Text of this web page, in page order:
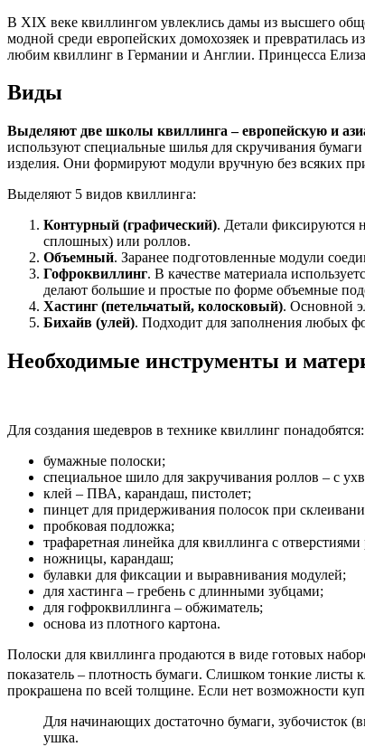
В XIX веке квиллингом увлеклись дамы из высшего
модной среди европейских домохозяек и превратилась
любим квиллинг в Германии и Англии. Принцесса
Виды
Выделяют две школы квиллинга – европейскую и
используют специальные шилья для скручивания
изделия. Они формируют модули вручную без всяких
Выделяют 5 видов квиллинга:
Контурный (графический). Детали фиксируются
сплошных) или роллов.
Объемный. Заранее подготовленные модули
Гофроквиллинг. В качестве материала
делают большие и простые по форме объемные
Хастинг (петельчатый, колосковый). Основной
Бихайв (улей). Подходит для заполнения любых
Необходимые инструменты и
Для создания шедевров в технике квиллинг понадобятся:
бумажные полоски;
специальное шило для закручивания роллов – с
клей – ПВА, карандаш, пистолет;
пинцет для придерживания полосок при
пробковая подложка;
трафаретная линейка для квиллинга с
ножницы, карандаш;
булавки для фиксации и выравнивания модулей;
для хастинга – гребень с длинными зубцами;
для гофроквиллинга – обжиматель;
основа из плотного картона.
Полоски для квиллинга продаются в виде готовых
показатель – плотность бумаги. Слишком тонкие листы
прокрашена по всей толщине. Если нет возможности
Для начинающих достаточно бумаги, зубочисток
ушка.